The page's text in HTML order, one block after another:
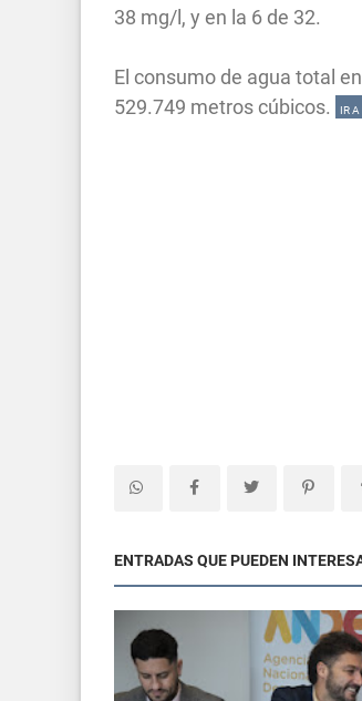
38 mg/l, y en la 6 de 32.
El consumo de agua total
529.749 metros cúbicos.
IR
ENTRADAS QUE PUEDEN